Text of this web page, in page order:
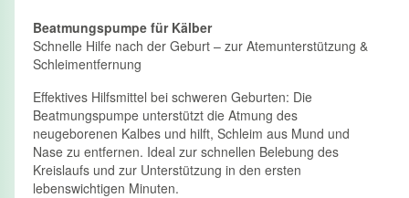
Beatmungspumpe für Kälber
Schnelle Hilfe nach der Geburt – zur Atemunterstützung &
Schleimentfernung
Effektives Hilfsmittel bei schweren Geburten: Die
Beatmungspumpe unterstützt die Atmung des
neugeborenen Kalbes und hilft, Schleim aus Mund und
Nase zu entfernen. Ideal zur schnellen Belebung des
Kreislaufs und zur Unterstützung in den ersten
lebenswichtigen Minuten.